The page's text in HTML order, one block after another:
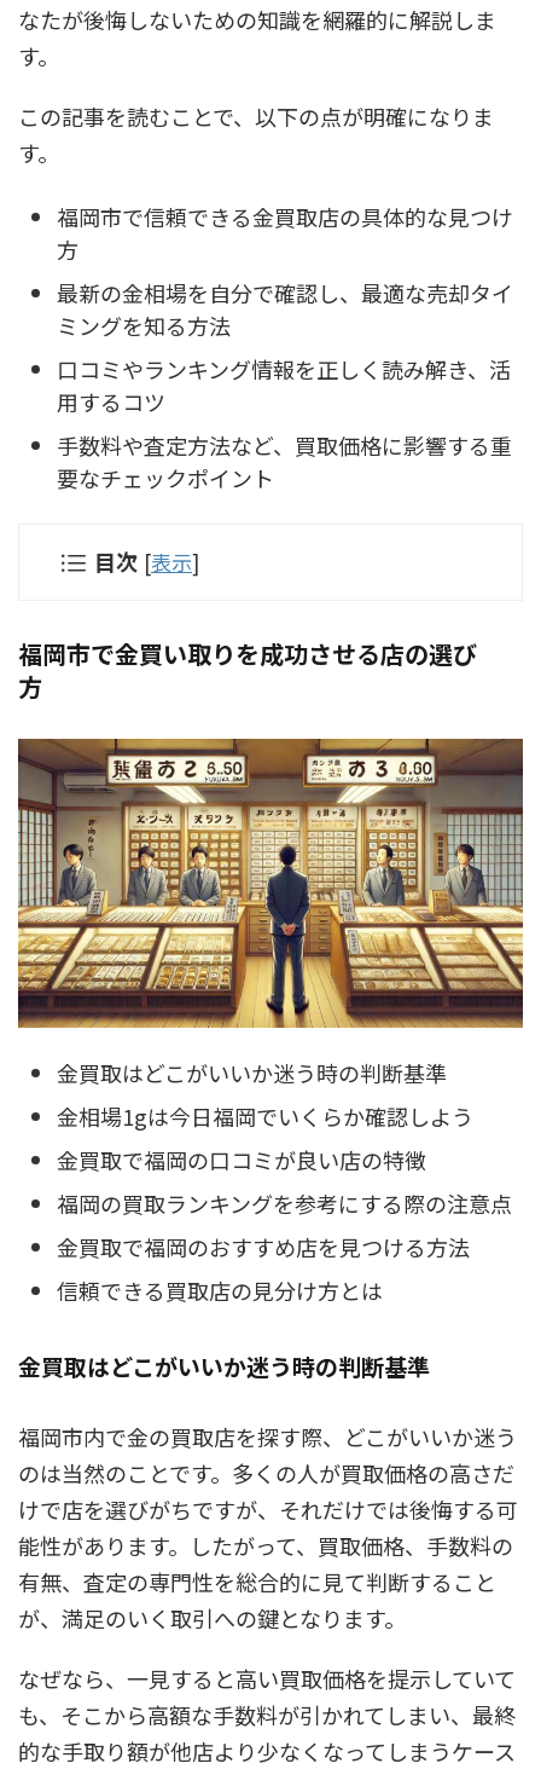
なたが後悔しないための知識を網羅的に解説しま
す。
この記事を読むことで、以下の点が明確になりま
す。
福岡市で信頼できる金買取店の具体的な見つけ
方
最新の金相場を自分で確認し、最適な売却タイ
ミングを知る方法
口コミやランキング情報を正しく読み解き、活
用するコツ
手数料や査定方法など、買取価格に影響する重
要なチェックポイント
目次 [表示]
福岡市で金買い取りを成功させる店の選び
方
金買取はどこがいいか迷う時の判断基準
金相場1gは今日福岡でいくらか確認しよう
金買取で福岡の口コミが良い店の特徴
福岡の買取ランキングを参考にする際の注意点
金買取で福岡のおすすめ店を見つける方法
信頼できる買取店の見分け方とは
金買取はどこがいいか迷う時の判断基準
福岡市内で金の買取店を探す際、どこがいいか迷う
のは当然のことです。多くの人が買取価格の高さだ
けで店を選びがちですが、それだけでは後悔する可
能性があります。したがって、買取価格、手数料の
有無、査定の専門性を総合的に見て判断すること
が、満足のいく取引への鍵となります。
なぜなら、一見すると高い買取価格を提示していて
も、そこから高額な手数料が引かれてしまい、最終
的な手取り額が他店より少なくなってしまうケース